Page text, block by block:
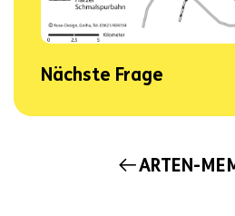
Nächste Frage
ARTEN-